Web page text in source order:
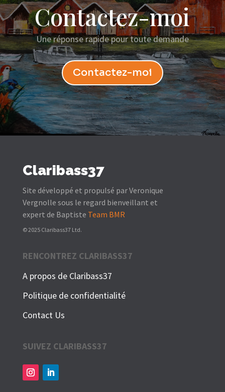
Contactez-moi
Une réponse rapide pour toute demande
Contactez-moi
Claribass37
Site développé et propulsé par Veronique
Vergnolle sous le regard bienveillant et
expert de Baptiste Team BMR
© 2025 Claribass37 Ltd.
RENCONTREZ CLARIBASS37
A propos de Claribass37
Politique de confidentialité
Contact Us
SUIVEZ CLARIBASS37